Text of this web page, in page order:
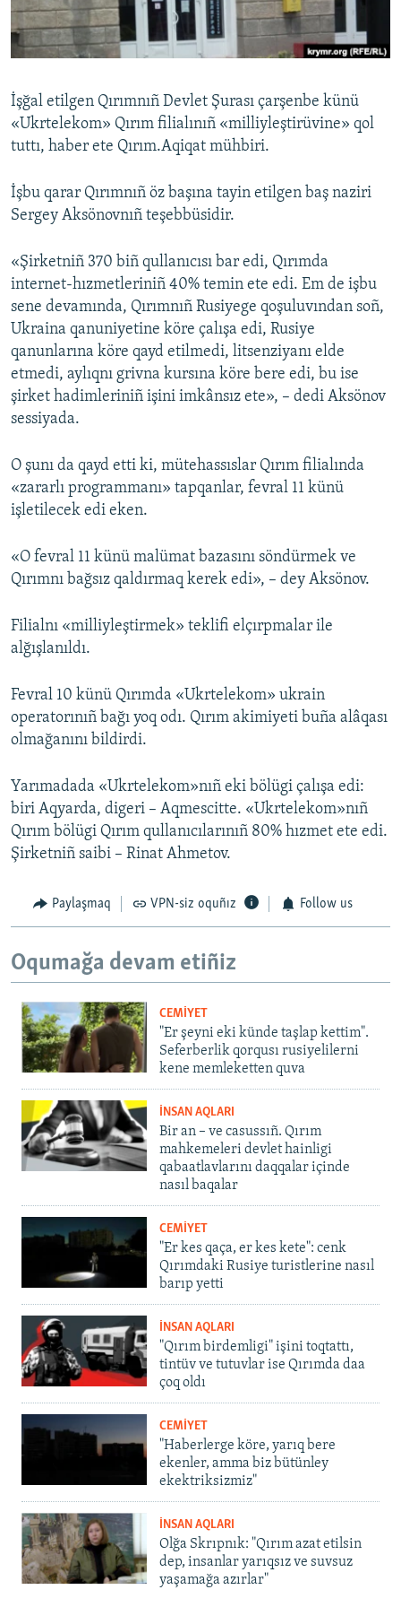
Русский
Українською
QOŞULIÑIZ!
RFE/RS bütün saytları
İşğal etilgen Qırımnıñ Devlet Şurası çarşenbe künü
«Ukrtelekom» Qırım filialınıñ «milliyleştirüvine» qol
tuttı, haber ete Qırım.Aqiqat mühbiri.
İşbu qarar Qırımnıñ öz başına tayin etilgen baş naziri
Sergey Aksönovnıñ teşebbüsidir.
«Şirketniñ 370 biñ qullanıcısı bar edi, Qırımda
internet-hızmetleriniñ 40% temin ete edi. Em de işbu
sene devamında, Qırımnıñ Rusiyege qoşuluvından soñ,
Ukraina qanuniyetine köre çalışa edi, Rusiye
qanunlarına köre qayd etilmedi, litsenziyanı elde
etmedi, aylıqnı grivna kursına köre bere edi, bu ise
şirket hadimleriniñ işini imkânsız ete», – dedi Aksönov
sessiyada.
O şunı da qayd etti ki, mütehassıslar Qırım filialında
«zararlı programmanı» tapqanlar, fevral 11 künü
işletilecek edi eken.
«O fevral 11 künü malümat bazasını söndürmek ve
Qırımnı bağsız qaldırmaq kerek edi», – dey Aksönov.
Filialnı «milliyleştirmek» teklifi elçırpmalar ile
alğışlanıldı.
Fevral 10 künü Qırımda «Ukrtelekom» ukrain
operatorınıñ bağı yoq odı. Qırım akimiyeti buña alâqası
olmağanını bildirdi.
Yarımadada «Ukrtelekom»nıñ eki bölügi çalışa edi:
biri Aqyarda, digeri – Aqmescitte. «Ukrtelekom»nıñ
Qırım bölügi Qırım qullanıcılarınıñ 80% hızmet ete edi.
Şirketniñ saibi – Rinat Ahmetov.
Paylaşmaq VPN-siz oquñız Follow us
Oqumağa devam etiñiz
CEMİYET
"Er şeyni eki künde taşlap kettim".
Seferberlik qorqusı rusiyelilerni
kene memleketten quva
İNSAN AQLARI
Bir an – ve casussıñ. Qırım
mahkemeleri devlet hainligi
qabaatlavlarını daqqalar içinde
nasıl baqalar
CEMİYET
"Er kes qaça, er kes kete": cenk
Qırımdaki Rusiye turistlerine nasıl
barıp yetti
İNSAN AQLARI
"Qırım birdemligi" işini toqtattı,
tintüv ve tutuvlar ise Qırımda daa
çoq oldı
CEMİYET
"Haberlerge köre, yarıq bere
ekenler, amma biz bütünley
ekektriksizmiz"
İNSAN AQLARI
Olğa Skrıpnık: "Qırım azat etilsin
dep, insanlar yarıqsız ve suvsuz
yaşamağa azırlar"